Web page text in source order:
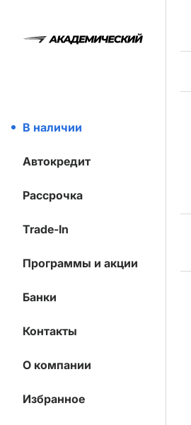
В наличии
Автокредит
Рассрочка
Trade-In
Программы и акции
Банки
Контакты
О компании
Избранное